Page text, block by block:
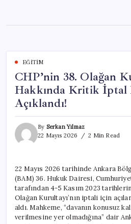
content
EĞITIM
CHP’nin 38. Olağan
Hakkında Kritik İptal
Açıklandı!
By Serkan Yılmaz
22 Mayıs 2026
2 Min Read
22 Mayıs 2026 tarihinde Ankara
(BAM) 36. Hukuk Dairesi,
tarafından 4-5 Kasım 2023
Olağan Kurultayı’nın iptali için
aldı. Mahkeme, “davanın konusuz
verilmesine yer olmadığına” dair